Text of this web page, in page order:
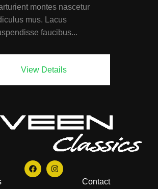
montes nascetur
mus. Lacus
faucibus...
View Details
Contact